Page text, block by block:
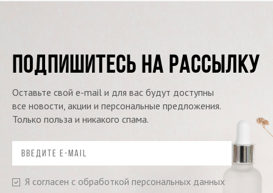
ПОДПИШИТЕСЬ НА РАССЫЛКУ
Оставьте свой e-mail и для вас будут доступны
все новости, акции и персональные предложения.
Только польза и никакого спама.
Я согласен с обработкой персональных данных